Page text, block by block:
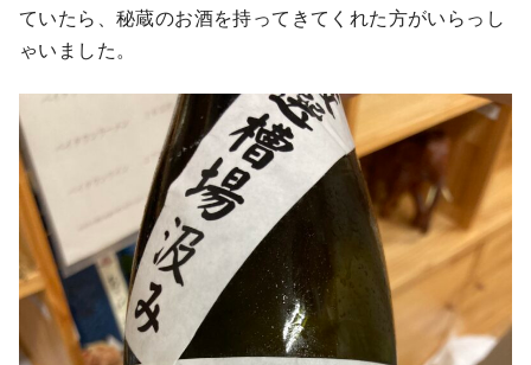
ていたら、秘蔵のお酒を持ってきてくれた方がいらっし
ゃいました。